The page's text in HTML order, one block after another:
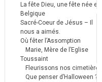
La fête Dieu, une fête née en
Belgique
Sacré-Coeur de Jésus – Il
nous a aimés.
Où fêter l’Assomption
Marie, Mère de l’Eglise
Toussaint
Fleurissons nos cimetières
Que penser d’Halloween ?